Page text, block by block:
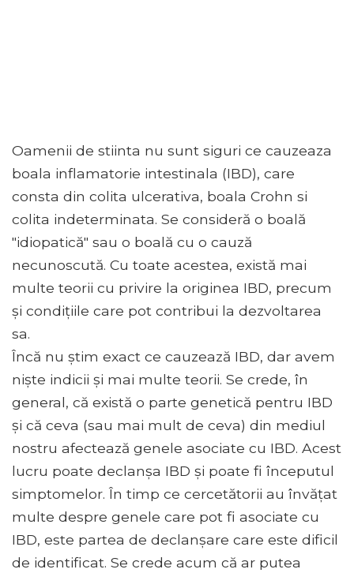
Oamenii de stiinta nu sunt siguri ce cauzeaza
boala inflamatorie intestinala (IBD), care
consta din colita ulcerativa, boala Crohn si
colita indeterminata. Se consideră o boală
"idiopatică" sau o boală cu o cauză
necunoscută. Cu toate acestea, există mai
multe teorii cu privire la originea IBD, precum
și condițiile care pot contribui la dezvoltarea
sa.
Încă nu știm exact ce cauzează IBD, dar avem
niște indicii și mai multe teorii. Se crede, în
general, că există o parte genetică pentru IBD
și că ceva (sau mai mult de ceva) din mediul
nostru afectează genele asociate cu IBD. Acest
lucru poate declanșa IBD și poate fi începutul
simptomelor. În timp ce cercetătorii au învățat
multe despre genele care pot fi asociate cu
IBD, este partea de declanșare care este dificil
de identificat. Se crede acum că ar putea